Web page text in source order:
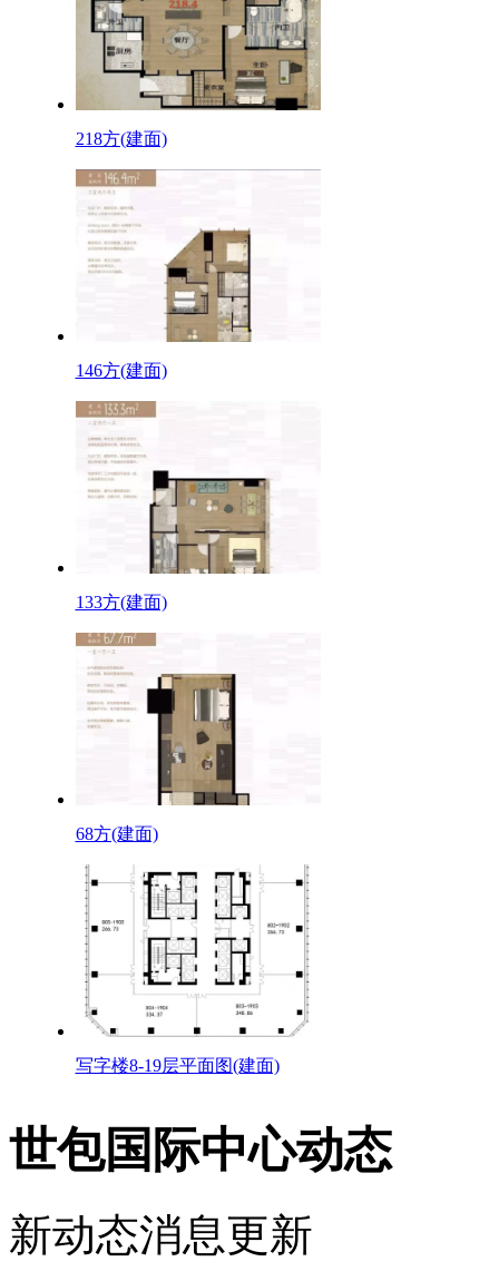
218方(建面)
146方(建面)
133方(建面)
68方(建面)
写字楼8-19层平面图(建面)
世包国际中心动态
新动态消息更新